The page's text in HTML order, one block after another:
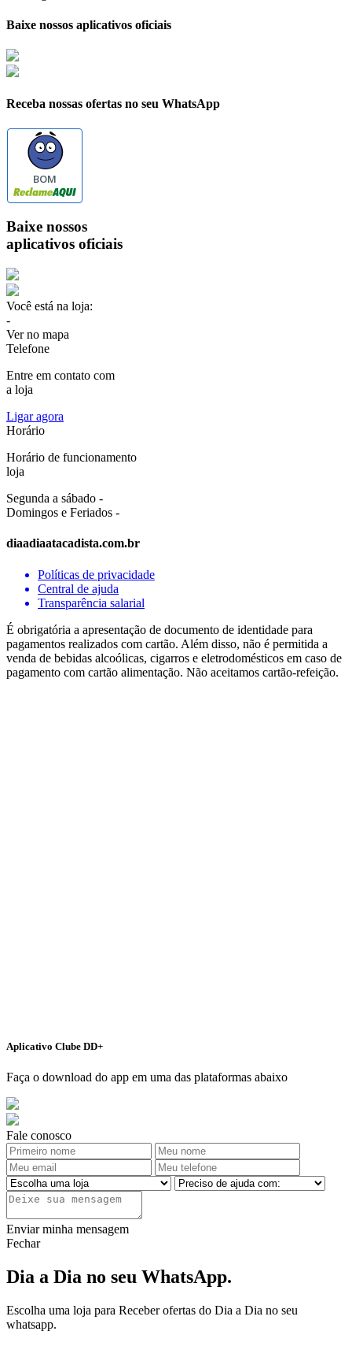
Baixe nossos aplicativos oficiais
Receba nossas ofertas no seu WhatsApp
BOM
Baixe nossos
aplicativos oficiais
Você está na loja:
-
Ver no mapa
Telefone
Entre em contato com
a loja
Ligar agora
Horário
Horário de funcionamento
loja
Segunda a sábado -
Domingos e Feriados -
diaadiaatacadista.com.br
Políticas de privacidade
Central de ajuda
Transparência salarial
É obrigatória a apresentação de documento de identidade para
pagamentos realizados com cartão. Além disso, não é permitida a
venda de bebidas alcoólicas, cigarros e eletrodomésticos em caso de
pagamento com cartão alimentação. Não aceitamos cartão-refeição.
Aplicativo Clube DD+
Faça o download do app em uma das plataformas abaixo
Fale conosco
Enviar minha mensagem
Fechar
Dia a Dia no seu WhatsApp.
Escolha uma loja para Receber ofertas do Dia a Dia no seu
whatsapp.